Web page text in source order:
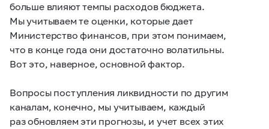
больше влияют темпы расходов бюджета.
Мы учитываем те оценки, которые дает
Министерство финансов, при этом понимаем,
что в конце года они достаточно волатильны.
Вот это, наверное, основной фактор.
Вопросы поступления ликвидности по другим
каналам, конечно, мы учитываем, каждый
раз обновляем эти прогнозы, и учет всех этих